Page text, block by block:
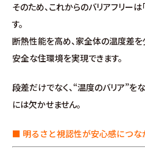
∟土地分譲
不動産管理 売買・賃貸仲
そのため、これからのバリアフリー
す。
断熱性能を高め、家全体の温度差を
安全な住環境を実現できます。
段差だけでなく、“温度のバリア”を
には欠かせません。
■ 明るさと視認性が安心感につな